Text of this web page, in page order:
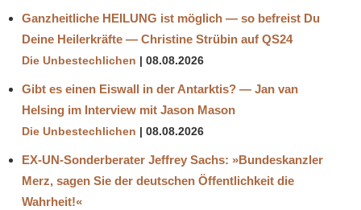
Ganzheitliche HEILUNG ist möglich — so befreist Du
Deine Heilerkräfte — Christine Strübin auf QS24
Die Unbestechlichen 08.08.2026
Gibt es einen Eiswall in der Antarktis? — Jan van
Helsing im Interview mit Jason Mason
Die Unbestechlichen 08.08.2026
EX-UN-Sonderberater Jeffrey Sachs: »Bundeskanzler
Merz, sagen Sie der deutschen Öffentlichkeit die
Wahrheit!«